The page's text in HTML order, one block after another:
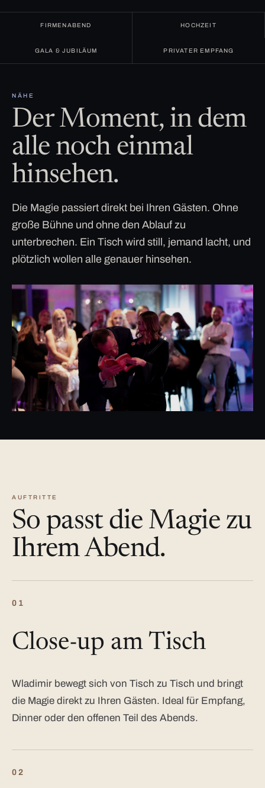
FIRMENABEND HOCHZEIT
GALA & JUBILÄUM PRIVATER EMPFANG
NÄHE
Der Moment, in dem
alle noch einmal
hinsehen.
Die Magie passiert direkt bei Ihren Gästen. Ohne
große Bühne und ohne den Ablauf zu
unterbrechen. Ein Tisch wird still, jemand lacht, und
plötzlich wollen alle genauer hinsehen.
AUFTRITTE
So passt die Magie zu
Ihrem Abend.
01
Close-up am Tisch
Wladimir bewegt sich von Tisch zu Tisch und bringt
die Magie direkt zu Ihren Gästen. Ideal für Empfang,
Dinner oder den offenen Teil des Abends.
02